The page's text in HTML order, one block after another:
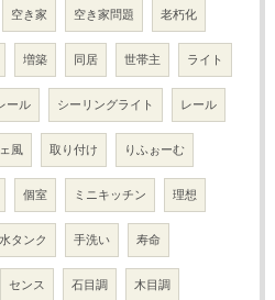
空き家 空き家問題 老朽化
増築 同居 世帯主 ライト
ール シーリングライト レール
風 取り付け りふぉーむ
個室 ミニキッチン 理想
タンク 手洗い 寿命
センス 石目調 木目調